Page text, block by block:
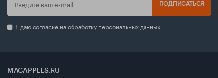
ПОДПИСАТЬСЯ
Я даю согласие наобработку персональных данных
MACAPPLES.RU